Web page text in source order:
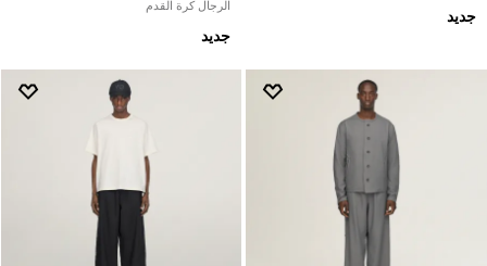
جديد
الرجال كرة القدم
جديد